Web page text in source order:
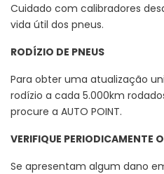
Cuidado com calibradores
vida útil dos pneus.
RODÍZIO DE PNEUS
Para obter uma atualização
rodízio a cada 5.000km
procure a AUTO POINT.
VERIFIQUE PERIODICAMENTE
Se apresentam algum dano